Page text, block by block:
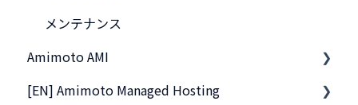
メンテナンス
Amimoto AMI
基本的なご利用方法
[EN] Amimoto Managed Hosting